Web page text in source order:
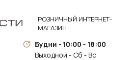
РОЗНИЧНЫЙ ИНТЕРНЕТ-
МАГАЗИН
Будни - 10:00 - 18:00
Выходной - Сб - Вс